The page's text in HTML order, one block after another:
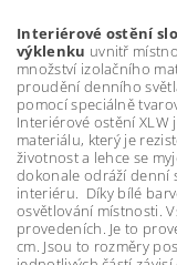
Interiérové ostění
výklenku uvnitř
množství izolačního
proudění denního
pomocí speciálně
Interiérové ostění
materiálu, který je
životnost a lehce se
dokonale odráží denní
interiéru. Díky bílé
osvětlování místnosti.
provedeních. Je to
cm. Jsou to rozměry